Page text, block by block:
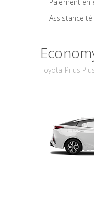
Assistance
Toyota Prius